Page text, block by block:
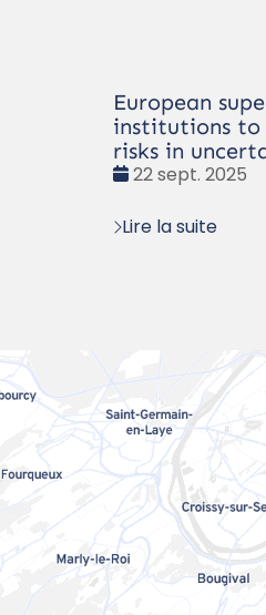
European
institutions
risks in
Date
22 sept. 2025
Lire la suite